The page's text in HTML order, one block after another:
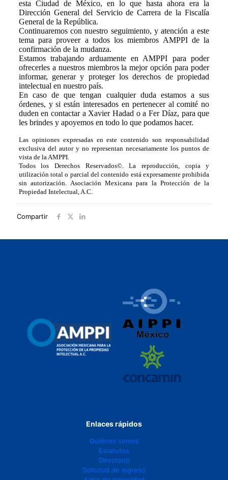
esta Ciudad de México, en lo que hasta ahora era la
Dirección General del Servicio de Carrera de la Fiscalía
General de la República.
Continuaremos con nuestro seguimiento, y atención a este
tema para proveer a todos los miembros AMPPI de la
confirmación de la mudanza.
Estamos trabajando arduamente en AMPPI para poder
ofrecerles a nuestros miembros la mejor opción para poder
informar, generar y proteger los derechos de propiedad
intelectual en nuestro país.
En caso de que tengan cualquier duda estamos a sus
órdenes, y si están interesados en pertenecer al comité no
duden en contactar a Xavier Hadad o a Fer Díaz, para que
les brindes y apoyemos en todo lo que podamos hacer.
Las opiniones expresadas en este contenido son responsabilidad
exclusiva del autor y no representan necesariamente los puntos de
vista de la AMPPI.
Todos los Derechos Reservados©. La reproducción, copia y
utilización total o parcial del contenido está expresamente prohibida
sin autorización. Asociación Mexicana para la Protección de la
Propiedad Intelectual, A.C.
Compartir
Enlaces rápidos
Quiénes somos
Estatutos
Directorio
Solicitud de ingreso